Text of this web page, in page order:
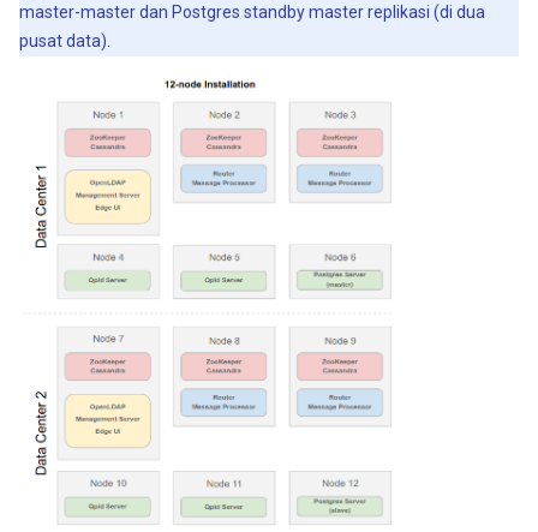
master-master dan Postgres standby master replikasi (di dua
pusat data).